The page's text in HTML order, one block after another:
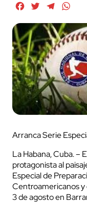
FacebookTwitterTelegram
Arranca Serie
La Habana, Cuba. –
protagonista al
Especial de
Centroamericanos y
3 de agosto en